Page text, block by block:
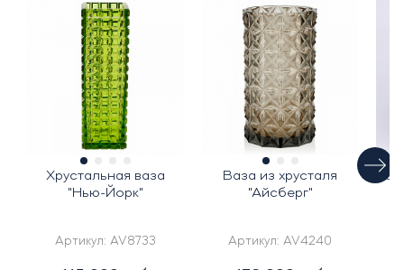
Хрустальная ваза
"Нью-Йорк"
Артикул: AV8733
Ваза из хрусталя
"Айсберг"
Артикул: AV4240